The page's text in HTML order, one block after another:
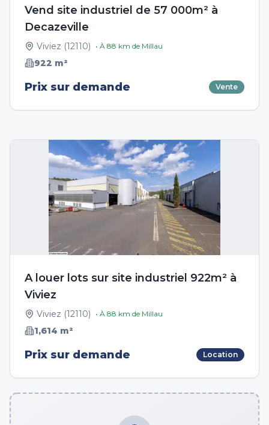
Vend site industriel de 57 000m² à
Decazeville
Viviez (12110) • À 88 km de Millau
922 m²
Prix sur demande Vente
A louer lots sur site industriel 922m² à
Viviez
Viviez (12110) • À 88 km de Millau
1,614 m²
Prix sur demande Location